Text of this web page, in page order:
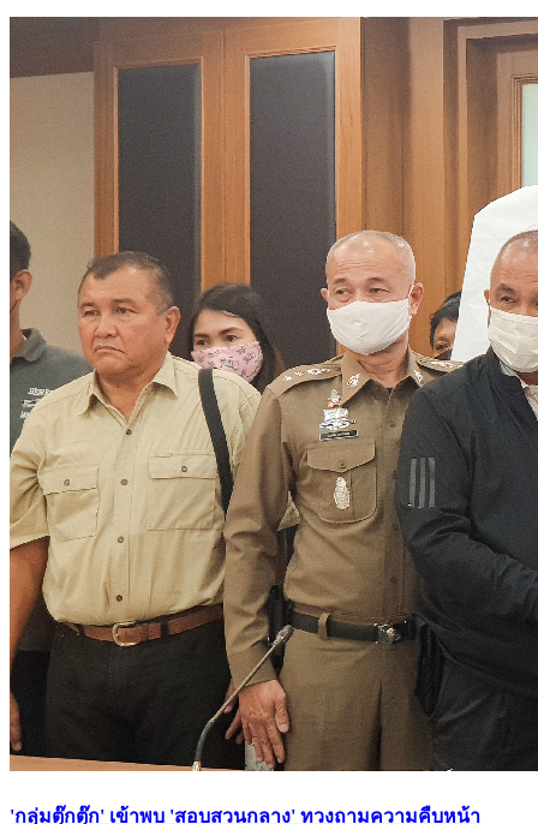
'กลุ่มตุ๊กตุ๊ก' เข้าพบ 'สอบสวนกลาง' ทวงถามความคืบหน้า